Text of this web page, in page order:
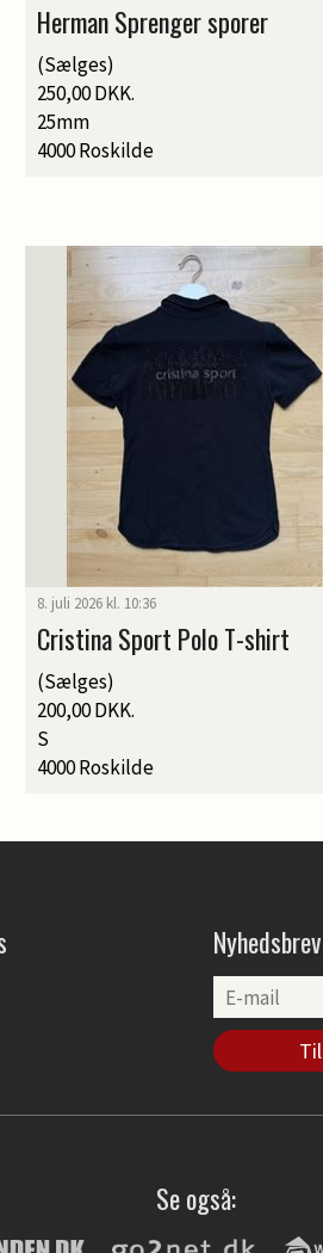
Herman Sprenger sporer
(Sælges)
250,00 DKK.
25mm
4000 Roskilde
8. juli 2026 kl. 10:36
Cristina Sport Polo T-shirt
(Sælges)
200,00 DKK.
S
4000 Roskilde
Nyhedsbrev
Se også: